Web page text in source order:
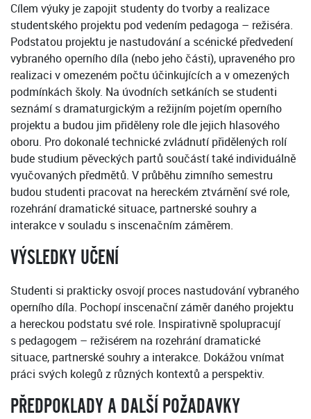
Cílem výuky je zapojit studenty do tvorby a realizace
studentského projektu pod vedením pedagoga – režiséra.
Podstatou projektu je nastudování a scénické předvedení
vybraného operního díla (nebo jeho části), upraveného pro
realizaci v omezeném počtu účinkujících a v omezených
podmínkách školy. Na úvodních setkáních se studenti
seznámí s dramaturgickým a režijním pojetím operního
projektu a budou jim přiděleny role dle jejich hlasového
oboru. Pro dokonalé technické zvládnutí přidělených rolí
bude studium pěveckých partů součástí také individuálně
vyučovaných předmětů. V průběhu zimního semestru
budou studenti pracovat na hereckém ztvárnění své role,
rozehrání dramatické situace, partnerské souhry a
interakce v souladu s inscenačním záměrem.
VÝSLEDKY UČENÍ
Studenti si prakticky osvojí proces nastudování vybraného
operního díla. Pochopí inscenační záměr daného projektu
a hereckou podstatu své role. Inspirativně spolupracují
s pedagogem – režisérem na rozehrání dramatické
situace, partnerské souhry a interakce. Dokážou vnímat
práci svých kolegů z různých kontextů a perspektiv.
PŘEDPOKLADY A DALŠÍ POŽADAVKY